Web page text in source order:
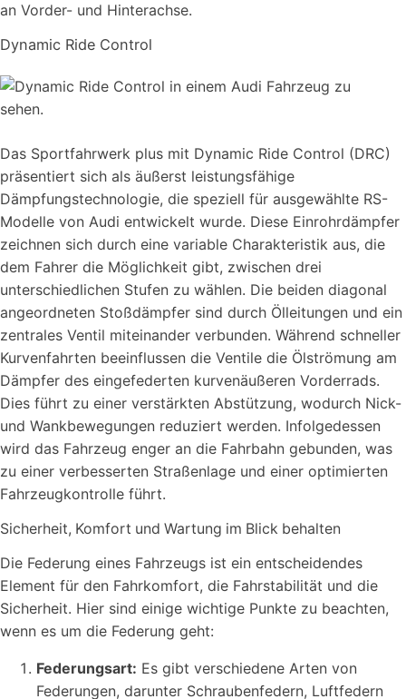
an Vorder- und Hinterachse.
Dynamic Ride Control
Das Sportfahrwerk plus mit Dynamic Ride Control (DRC)
präsentiert sich als äußerst leistungsfähige
Dämpfungstechnologie, die speziell für ausgewählte RS-
Modelle von Audi entwickelt wurde. Diese Einrohrdämpfer
zeichnen sich durch eine variable Charakteristik aus, die
dem Fahrer die Möglichkeit gibt, zwischen drei
unterschiedlichen Stufen zu wählen. Die beiden diagonal
angeordneten Stoßdämpfer sind durch Ölleitungen und ein
zentrales Ventil miteinander verbunden. Während schneller
Kurvenfahrten beeinflussen die Ventile die Ölströmung am
Dämpfer des eingefederten kurvenäußeren Vorderrads.
Dies führt zu einer verstärkten Abstützung, wodurch Nick-
und Wankbewegungen reduziert werden. Infolgedessen
wird das Fahrzeug enger an die Fahrbahn gebunden, was
zu einer verbesserten Straßenlage und einer optimierten
Fahrzeugkontrolle führt.
Sicherheit, Komfort und Wartung im Blick behalten
Die Federung eines Fahrzeugs ist ein entscheidendes
Element für den Fahrkomfort, die Fahrstabilität und die
Sicherheit. Hier sind einige wichtige Punkte zu beachten,
wenn es um die Federung geht:
Federungsart: Es gibt verschiedene Arten von
Federungen, darunter Schraubenfedern, Luftfedern